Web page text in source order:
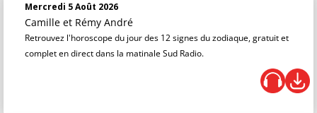
Mercredi 5 Août 2026
Camille et Rémy André
Retrouvez l'horoscope du jour des 12 signes du zodiaque, gratuit et
complet en direct dans la matinale Sud Radio.